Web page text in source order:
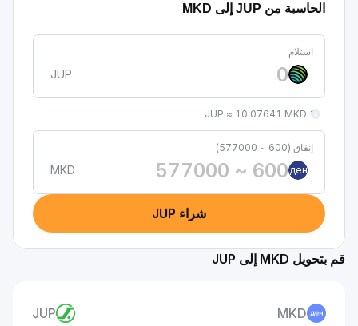
الحاسبة من JUP إلى MKD
استلام
JUP
1 JUP ≈ 10.07641 MKD
إنفاق (600 ~ 577000)
ден
MKD
شراء JUP
قم بتحويل MKD إلى JUP
MKD
JUP